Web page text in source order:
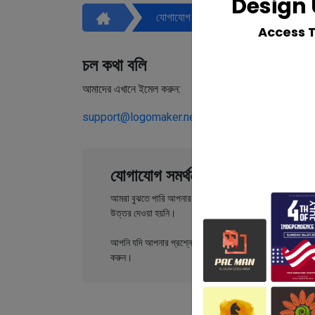
যোগাযোগ করুন
চল কথা বলি
আমাদের এখানে ইমেল করুন:
support@logomaker.net
যোগাযোগ সমর্থন
আমরা বুঝতে পারি আপনার এমন প্রশ্ন থাকতে পারে যা আমাদের
উত্তর দেওয়া হয়নি।
আপনি যদি আপনার প্রশ্নের উত্তর খুঁজে না পান তবে দয়া করে বিনা
করুন।
Access